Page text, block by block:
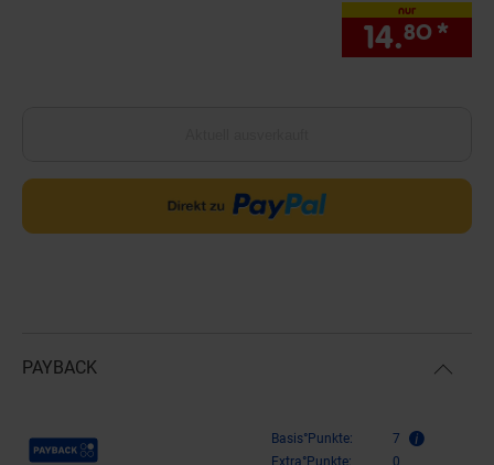
nur
14.80 *
PAYBACK
Payback Punkte Basis°Punkte:
7
Extra°Punkte:
0